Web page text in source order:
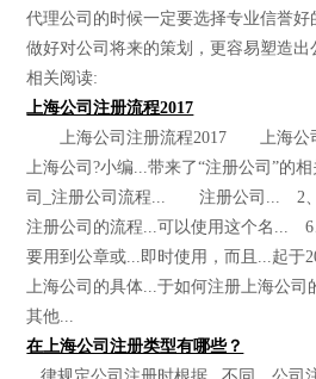
代理公司的时候一定要选择专业信誉
做好对公司将来的策划，更容易塑造出
相关阅读:
上海公司注册流程2017
上海公司注册流程2017 上海公司
上海公司?小编...带来了“注册公司”的
司_注册公司流程... 注册公司... 2
注册公司的流程...可以使用这个名...
要用到公章或...即时使用，而且...起于
上海公司的具体...于如何注册上海公
其他...
在上海公司注册类型有哪些？